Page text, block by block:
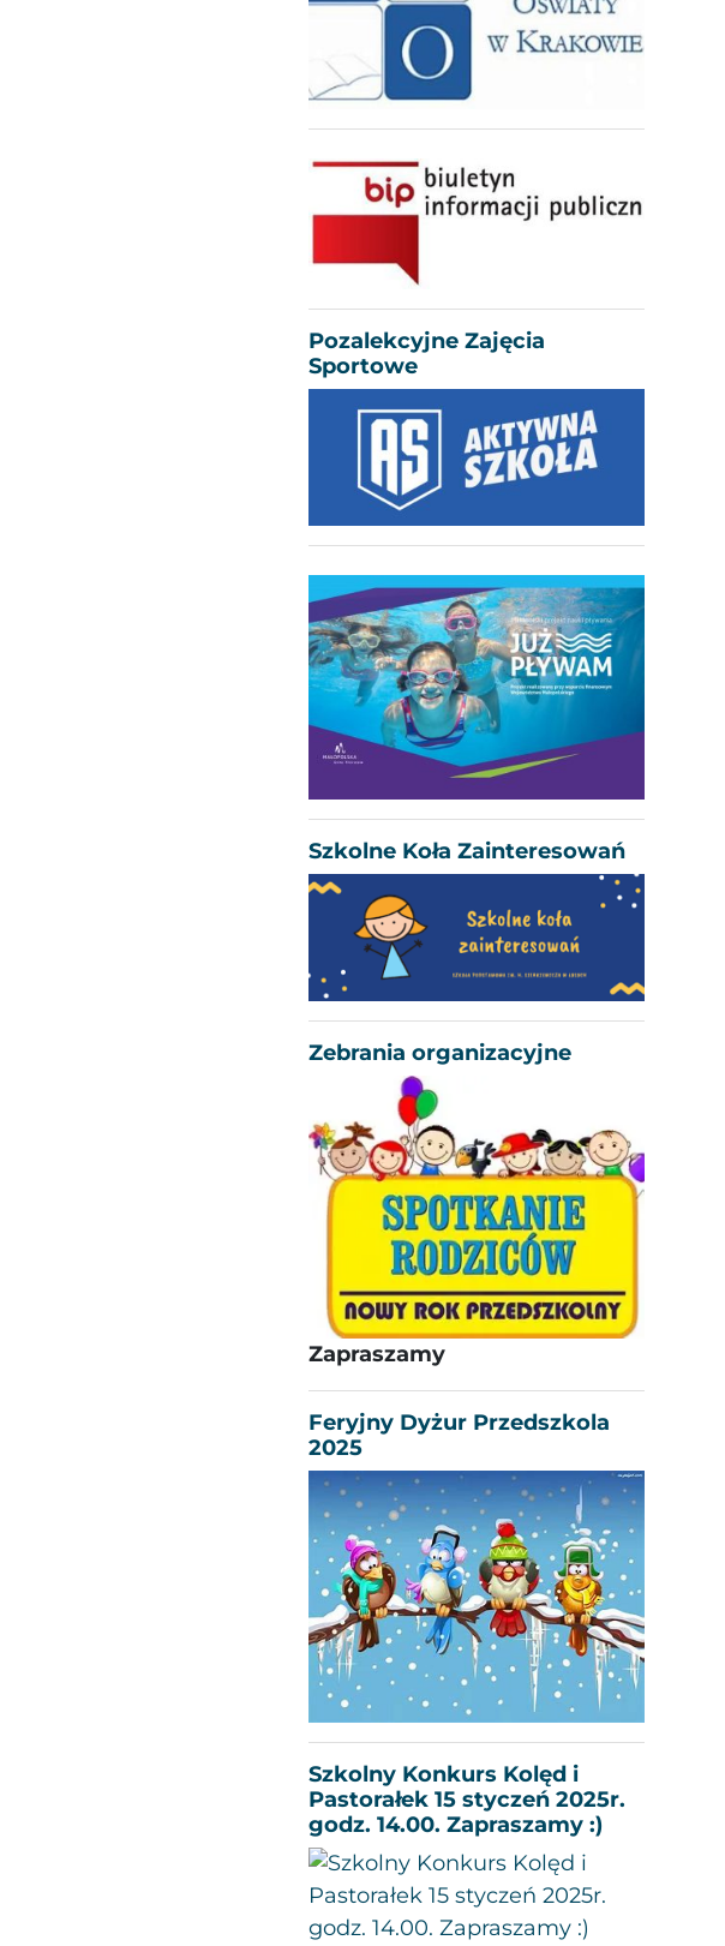
Pozalekcyjne Zajęcia
Sportowe
Szkolne Koła Zainteresowań
Zebrania organizacyjne
Zapraszamy
Feryjny Dyżur Przedszkola
2025
Szkolny Konkurs Kolęd i
Pastorałek 15 styczeń 2025r.
godz. 14.00. Zapraszamy :)